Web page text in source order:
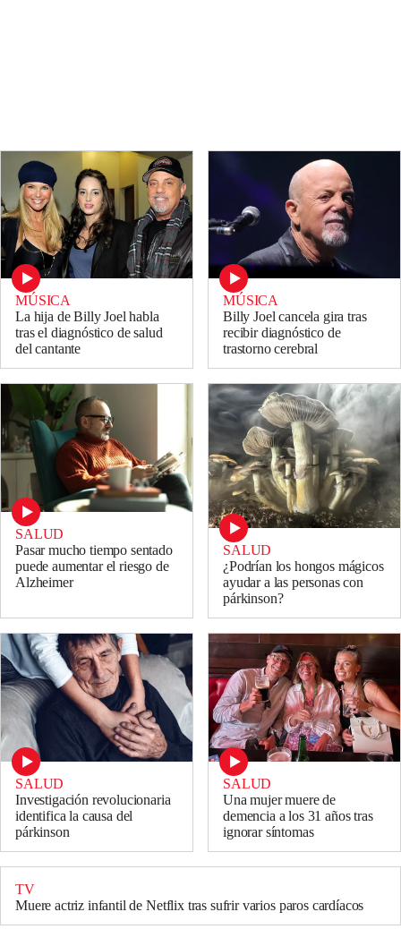
MÚSICA
La hija de Billy Joel habla
tras el diagnóstico de salud
del cantante
MÚSICA
Billy Joel cancela gira tras
recibir diagnóstico de
trastorno cerebral
SALUD
Pasar mucho tiempo sentado
puede aumentar el riesgo de
Alzheimer
SALUD
¿Podrían los hongos mágicos
ayudar a las personas con
párkinson?
SALUD
Investigación revolucionaria
identifica la causa del
párkinson
SALUD
Una mujer muere de
demencia a los 31 años tras
ignorar síntomas
TV
Muere actriz infantil de Netflix tras sufrir varios paros cardíacos